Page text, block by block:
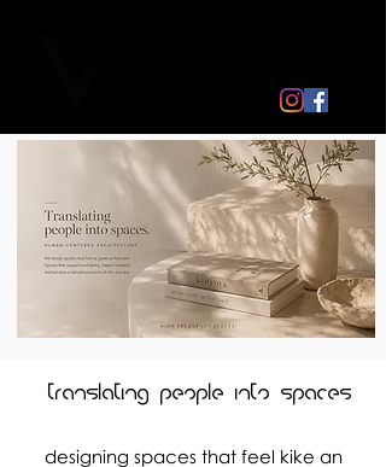
translating people into spaces
designing spaces that feel kike an